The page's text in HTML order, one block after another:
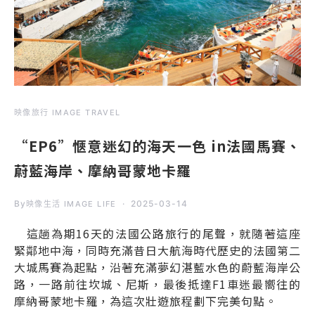
映像旅行 IMAGE TRAVEL
“EP6”愜意迷幻的海天一色 in法國馬賽、
蔚藍海岸、摩納哥蒙地卡羅
By 映像生活 IMAGE LIFE 2025-03-14
這趟為期16天的法國公路旅行的尾聲，就隨著這座
緊鄰地中海，同時充滿昔日大航海時代歷史的法國第二
大城馬賽為起點，沿著充滿夢幻湛藍水色的蔚藍海岸公
路，一路前往坎城、尼斯，最後抵達F1車迷最嚮往的
摩納哥蒙地卡羅，為這次壯遊旅程劃下完美句點。